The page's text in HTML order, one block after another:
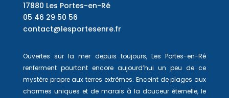
17880 Les Portes-en-Ré
05 46 29 50 56
contact@lesportesenre.fr
Ouvertes sur la mer depuis toujours, Les Portes-en-Ré
renferment pourtant encore aujourd’hui un peu de ce
mystère propre aux terres extrêmes. Enceint de plages aux
charmes uniques et de marais à la douceur éternelle, le